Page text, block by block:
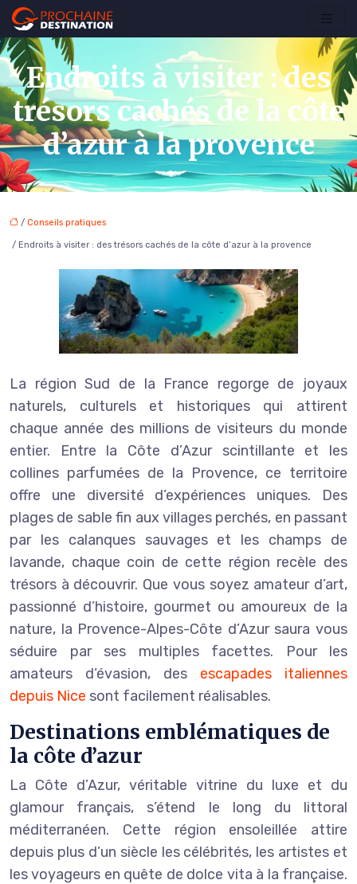
Endroits à visiter : des
trésors cachés de la côte
d’azur à la provence
/ Conseils pratiques
/ Endroits à visiter : des trésors cachés de la côte d’azur à la provence
La région Sud de la France regorge de joyaux
naturels, culturels et historiques qui attirent
chaque année des millions de visiteurs du monde
entier. Entre la Côte d’Azur scintillante et les
collines parfumées de la Provence, ce territoire
offre une diversité d’expériences uniques. Des
plages de sable fin aux villages perchés, en passant
par les calanques sauvages et les champs de
lavande, chaque coin de cette région recèle des
trésors à découvrir. Que vous soyez amateur d’art,
passionné d’histoire, gourmet ou amoureux de la
nature, la Provence-Alpes-Côte d’Azur saura vous
séduire par ses multiples facettes. Pour les
amateurs d’évasion, des escapades italiennes
depuis Nice sont facilement réalisables.
Destinations emblématiques de
la côte d’azur
La Côte d’Azur, véritable vitrine du luxe et du
glamour français, s’étend le long du littoral
méditerranéen. Cette région ensoleillée attire
depuis plus d’un siècle les célébrités, les artistes et
les voyageurs en quête de dolce vita à la française.